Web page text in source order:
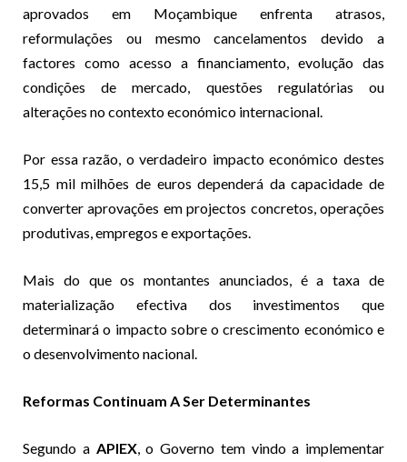
aprovados em Moçambique enfrenta atrasos,
reformulações ou mesmo cancelamentos devido a
factores como acesso a financiamento, evolução das
condições de mercado, questões regulatórias ou
alterações no contexto económico internacional.
Por essa razão, o verdadeiro impacto económico destes
15,5 mil milhões de euros dependerá da capacidade de
converter aprovações em projectos concretos, operações
produtivas, empregos e exportações.
Mais do que os montantes anunciados, é a taxa de
materialização efectiva dos investimentos que
determinará o impacto sobre o crescimento económico e
o desenvolvimento nacional.
Reformas Continuam A Ser Determinantes
Segundo a APIEX, o Governo tem vindo a implementar